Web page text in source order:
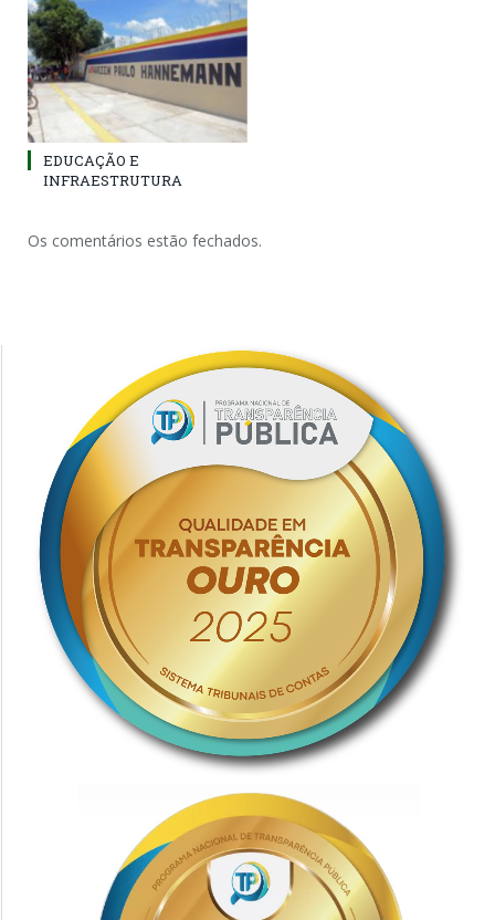
EDUCAÇÃO E
INFRAESTRUTURA
Os comentários estão fechados.